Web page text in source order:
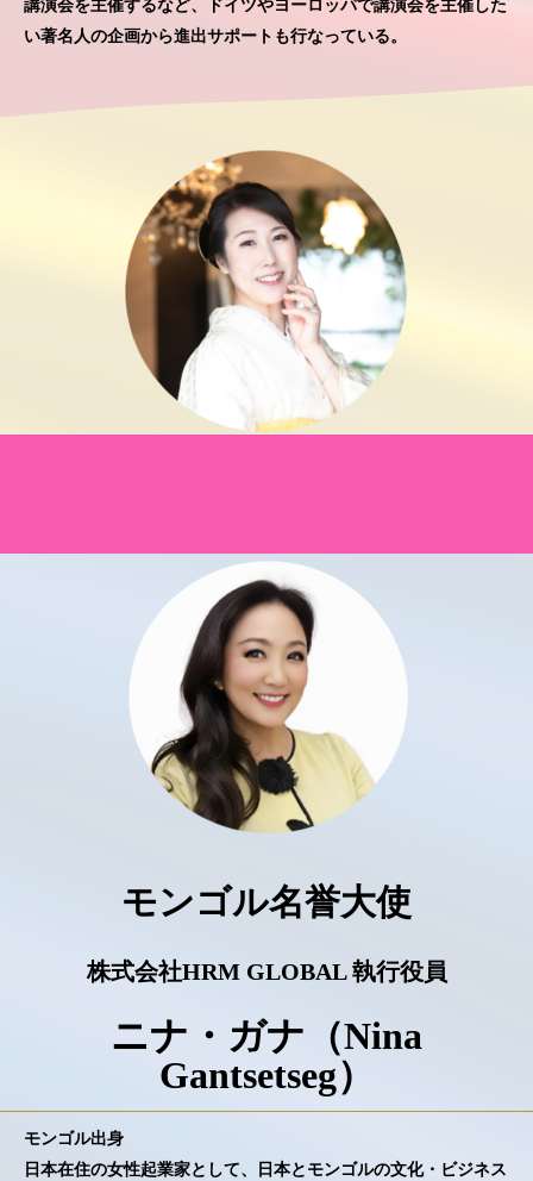
講演会を主催するなど、ドイツやヨーロッパで講演会を主催した
い著名人の企画から進出サポートも行なっている。
モンゴル名誉大使
株式会社HRM GLOBAL 執行役員
ニナ・ガナ（Nina
Gantsetseg）
モンゴル出身
日本在住の女性起業家として、日本とモンゴルの文化・ビジネス